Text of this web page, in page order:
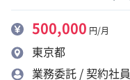
500,000 円/月
東京都
業務委託 / 契約社員